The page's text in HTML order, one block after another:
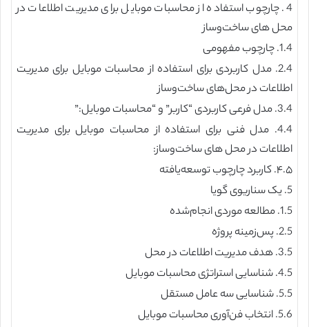
4. چارچوب استفاده از محاسبات موبایل برای مدیریت اطلاعات در
محل های ساخت‌وساز
1.4. چارچوب مفهومی
2.4. مدل کاربردی برای استفاده از محاسبات موبایل برای مدیریت
اطلاعات در محل‌های ساخت‌وساز
3.4. مدل فرعی کاربردی “کاربر” و “محاسبات موبایل:”
4.4. مدل فنی برای استفاده از محاسبات موبایل برای مدیریت
اطلاعات در محل های ساخت‌وساز:
۴.۵. کاربرد چارچوب توسعه‌یافته
5. یک سناریوی گویا
1.5. مطالعه موردی انجام‌شده
2.5. پس‌زمینه پروژه
3.5. هدف مدیریت اطلاعات در محل
4.5. شناسایی استراتژی محاسبات موبایل
5.5. شناسایی سه عامل مستقل
5.6. انتخاب فن‌آوری محاسبات موبایل